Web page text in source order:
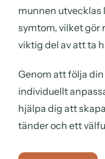
munnen utvecklas
symtom, vilket gör
viktig del av att ta
Genom att följa
individuellt
hjälpa dig att
tänder och ett